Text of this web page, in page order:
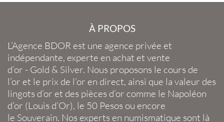
À PROPOS
L’Agence BDOR est une agence privée et
indépendante, experte en achat et vente
d’or - Gold & Silver. Nous proposons le cours de
l’or et le prix de l’or en direct, ainsi que la valeur des
lingots d’or et des pièces d’or comme le Napoléon
d’or (Louis d’Or), le 50 Pesos ou encore
le Souverain. Nos experts en numismatique sont là